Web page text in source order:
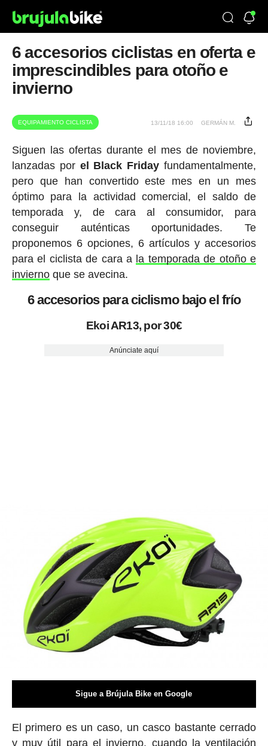
6 accesorios ciclistas en oferta e
imprescindibles para otoño e
invierno
EQUIPAMIENTO CICLISTA 13/11/18 16:00 GERMÁN M.
Siguen las ofertas durante el mes de noviembre,
lanzadas por el Black Friday fundamentalmente,
pero que han convertido este mes en un mes
óptimo para la actividad comercial, el saldo de
temporada y, de cara al consumidor, para
conseguir auténticas oportunidades. Te
proponemos 6 opciones, 6 artículos y accesorios
para el ciclista de cara a la temporada de otoño e
inviernoque se avecina.
6 accesorios para ciclismo bajo el frío
Ekoi AR13, por 30€
Anúnciate aquí
Sigue a Brújula Bike en Google
El primero es un caso, un casco bastante cerrado
y muy útil para el invierno, cuando la ventilación